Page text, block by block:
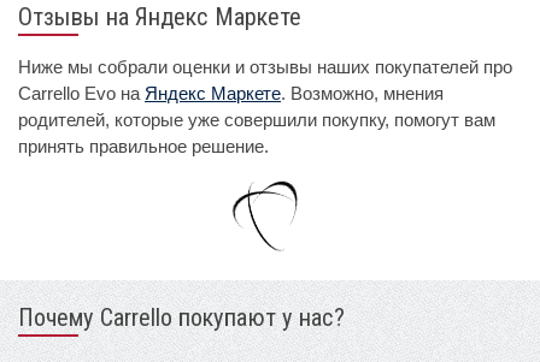
Отзывы на Яндекс Маркете
Ниже мы собрали оценки и отзывы наших покупателей про
Carrello Evo на Яндекс Маркете. Возможно, мнения
родителей, которые уже совершили покупку, помогут вам
принять правильное решение.
Почему Carrello покупают у нас?